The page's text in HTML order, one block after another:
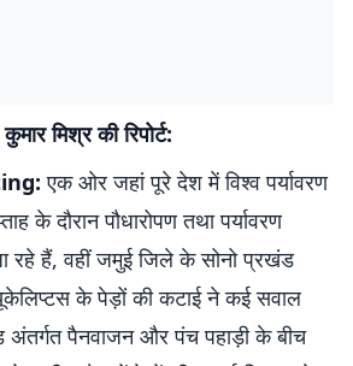
मिश्र की रिपोर्ट:
एक ओर जहां पूरे देश में विश्व पर्यावरण
के दौरान पौधारोपण तथा पर्यावरण
रहे हैं, वहीं जमुई जिले के सोनो प्रखंड
के पेड़ों की कटाई ने कई सवाल
पैनवाजन और पंच पहाड़ी के बीच